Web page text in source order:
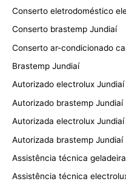
Conserto eletrodoméstico
Conserto brastemp Jundiaí
Conserto ar-condicionado
Brastemp Jundiaí
Autorizado electrolux Jundiaí
Autorizado brastemp Jundiaí
Autorizada electrolux Jundiaí
Autorizada brastemp Jundiaí
Assistência técnica
Assistência técnica